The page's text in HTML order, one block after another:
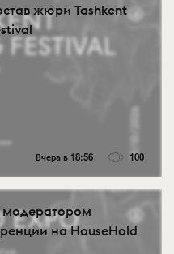
жюри Tashkent
Вчера в 18:56 100
модератором
на HouseHold